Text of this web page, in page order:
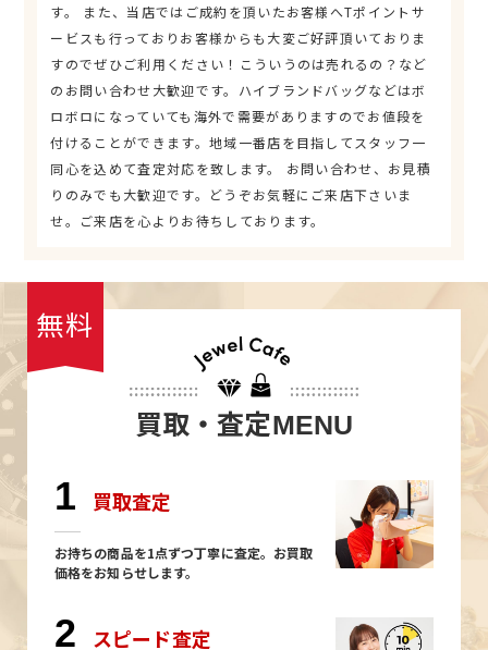
す。 また、当店ではご成約を頂いたお客様へTポイントサ
ービスも行っておりお客様からも大変ご好評頂いておりま
すのでぜひご利用ください！こういうのは売れるの？など
のお問い合わせ大歓迎です。ハイブランドバッグなどはボ
ロボロになっていても海外で需要がありますのでお値段を
付けることができます。地域一番店を目指してスタッフ一
同心を込めて査定対応を致します。 お問い合わせ、お見積
りのみでも大歓迎です。どうぞお気軽にご来店下さいま
せ。ご来店を心よりお待ちしております。
無料
買取・査定MENU
1 買取査定
お持ちの商品を1点ずつ丁寧に査定。お買取
価格をお知らせします。
2 スピード査定